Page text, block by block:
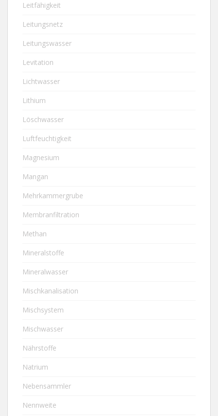
Leitfähigkeit
Leitungsnetz
Leitungswasser
Levitation
Lichtwasser
Lithium
Löschwasser
Luftfeuchtigkeit
Magnesium
Mangan
Mehrkammergrube
Membranfiltration
Methan
Mineralstoffe
Mineralwasser
Mischkanalisation
Mischsystem
Mischwasser
Nährstoffe
Natrium
Nebensammler
Nennweite